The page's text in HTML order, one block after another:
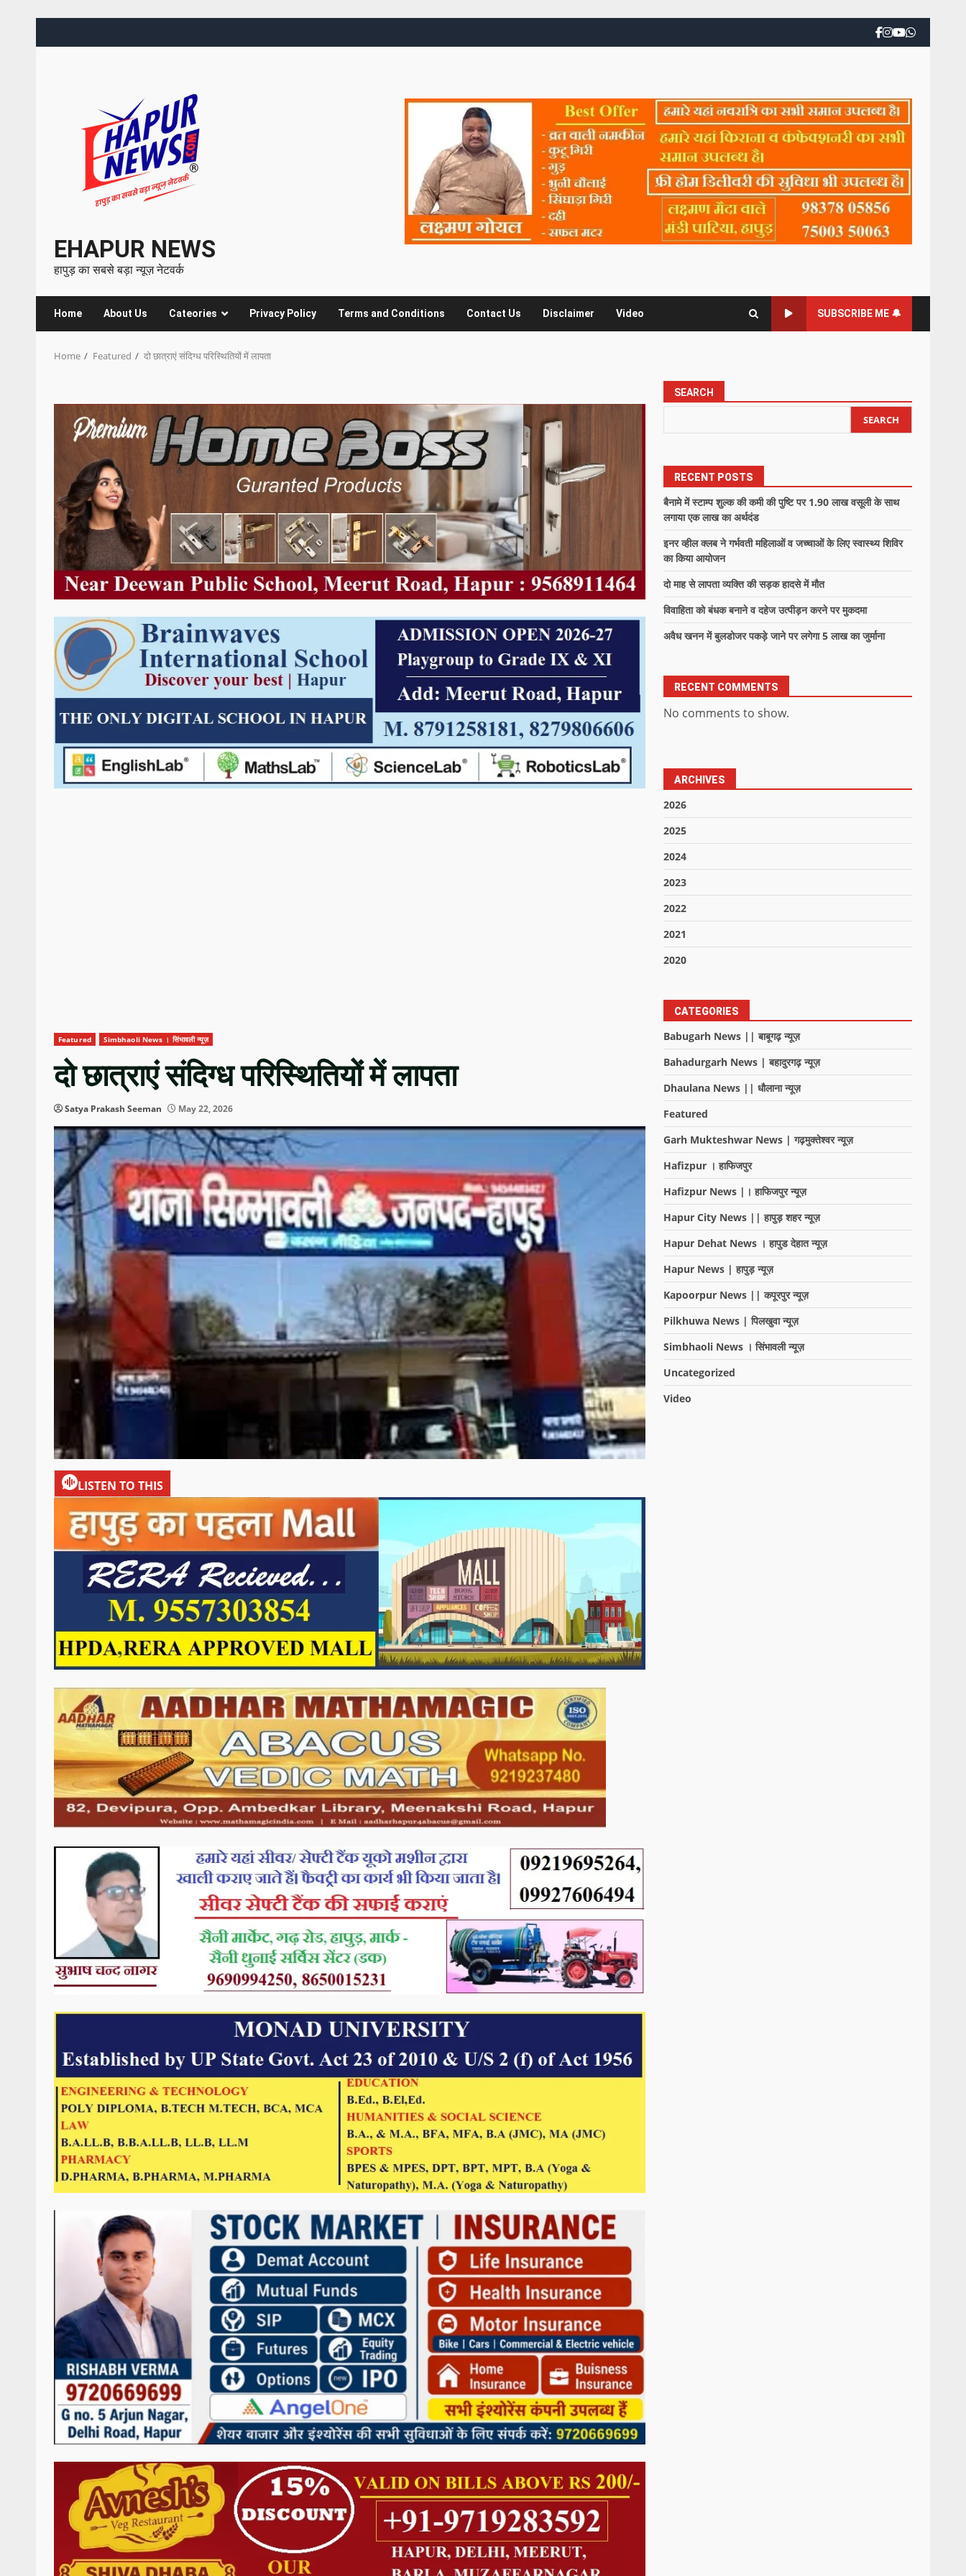
EHAPUR NEWS
हापुड़ का सबसे बड़ा न्यूज़ नेटवर्क
Home About Us Cateories Privacy Policy Terms and Conditions Contact Us Disclaimer Video SUBSCRIBE ME 🔔
Home Featured दो छात्राएं संदिग्ध परिस्थितियों में लापता
Featured Simbhaoli News । सिंभावली न्यूज़
दो छात्राएं संदिग्ध परिस्थितियों में लापता
Satya Prakash Seeman May 22, 2026
LISTEN TO THIS
SEARCH
SEARCH
RECENT POSTS
बैनामे में स्टाम्प शुल्क की कमी की पुष्टि पर 1.90 लाख वसूली के साथ
लगाया एक लाख का अर्थदंड
इनर व्हील क्लब ने गर्भवती महिलाओं व जच्चाओं के लिए स्वास्थ्य शिविर
का किया आयोजन
दो माह से लापता व्यक्ति की सड़क हादसे में मौत
विवाहिता को बंधक बनाने व दहेज उत्पीड़न करने पर मुकदमा
अवैध खनन में बुलडोजर पकड़े जाने पर लगेगा 5 लाख का जुर्माना
RECENT COMMENTS
No comments to show.
ARCHIVES
2026
2025
2024
2023
2022
2021
2020
CATEGORIES
Babugarh News || बाबूगढ़ न्यूज़
Bahadurgarh News | बहादुरगढ़ न्यूज़
Dhaulana News || धौलाना न्यूज़
Featured
Garh Mukteshwar News | गढ़मुक्तेश्वर न्यूज़
Hafizpur । हाफिजपुर
Hafizpur News |। हाफिजपुर न्यूज़
Hapur City News || हापुड़ शहर न्यूज़
Hapur Dehat News । हापुड देहात न्यूज़
Hapur News | हापुड़ न्यूज़
Kapoorpur News || कपूरपुर न्यूज़
Pilkhuwa News | पिलखुवा न्यूज़
Simbhaoli News । सिंभावली न्यूज़
Uncategorized
Video